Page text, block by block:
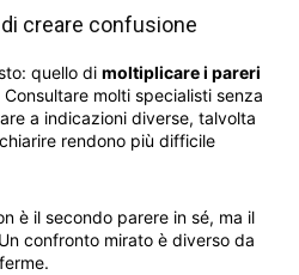
creare confusione
quello di moltiplicare i pareri
Consultare molti specialisti senza
a indicazioni diverse, talvolta
rendono più difficile
è il secondo parere in sé, ma il
confronto mirato è diverso da